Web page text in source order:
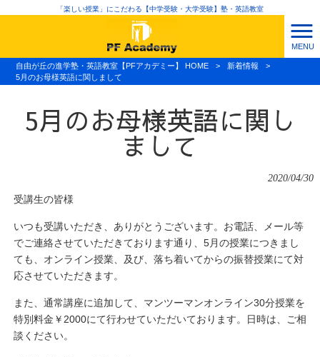
「楽しい授業」にこだわる【中学受験・大学受験】塾・英語教室
MENU
自由が丘の進学塾・英語教室【PFアカデミー】 HOME > 新着情報
>
5月のお母様英語に関しまして
5月のお母様英語に関し
まして
2020/04/30
受講生の皆様
いつも受講いただき、ありがとうございます。お電話、メール等
でご連絡させていただきております通り、5月の授業につきまし
ても、オンライン授業、及び、落ち着いてからの振替授業にて対
応させていただきます。
また、通常講座に追加して、マンツーマンオンライン30分授業を
特別料金￥2000にて行わせていただいております。日時は、ご相
談ください。